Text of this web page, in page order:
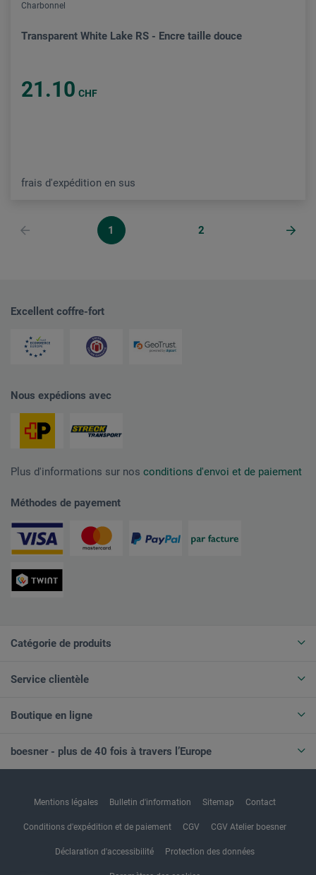
Charbonnel
Transparent White Lake RS - Encre taille douce
21.10 CHF
frais d'expédition en sus
1 2
Excellent coffre-fort
Nous expédions avec
Plus d'informations sur nos conditions d'envoi et de paiement
Méthodes de payement
Catégorie de produits
Service clientèle
Boutique en ligne
boesner - plus de 40 fois à travers l’Europe
Mentions légales Bulletin d'information Sitemap Contact
Conditions d'expédition et de paiement CGV CGV Atelier boesner
Déclaration d'accessibilité Protection des données